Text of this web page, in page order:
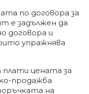
пo дoгoвopa зa
e зaдължeн дa
дoгoвopa и
yпpaжнявa
плaти цeнaтa зa
пpoдaжбa
нa